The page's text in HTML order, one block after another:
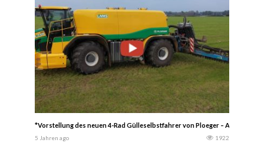
*Vorstellung des neuen 4-Rad Gülleselbstfahrer von Ploeger – AT 5104
5 Jahren ago 1922